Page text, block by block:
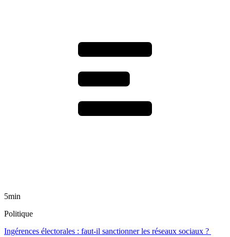
5min
Politique
Ingérences électorales : faut-il sanctionner les réseaux sociaux ?